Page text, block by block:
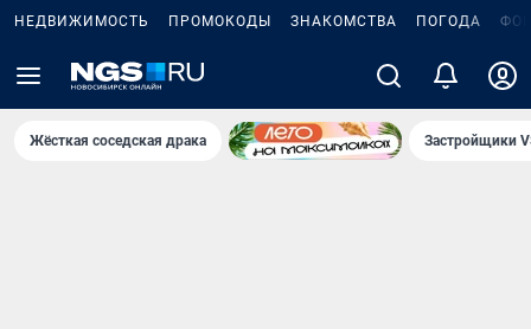
НЕДВИЖИМОСТЬ ПРОМОКОДЫ ЗНАКОМСТВА ПОГОДА
Жёсткая соседская драка Застройщики